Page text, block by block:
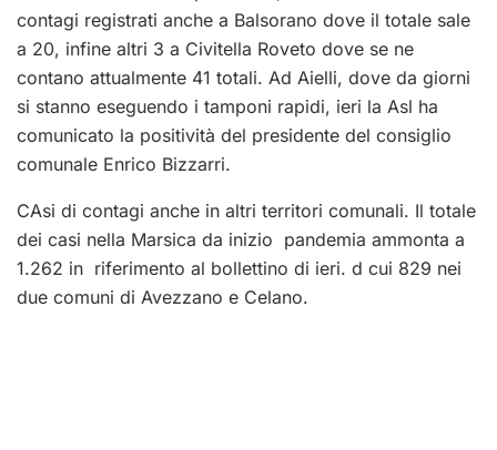
contagi registrati anche a Balsorano dove il totale sale
a 20, infine altri 3 a Civitella Roveto dove se ne
contano attualmente 41 totali. Ad Aielli, dove da giorni
si stanno eseguendo i tamponi rapidi, ieri la Asl ha
comunicato la positività del presidente del consiglio
comunale Enrico Bizzarri.
CAsi di contagi anche in altri territori comunali. Il totale
dei casi nella Marsica da inizio pandemia ammonta a
1.262 in riferimento al bollettino di ieri. d cui 829 nei
due comuni di Avezzano e Celano.